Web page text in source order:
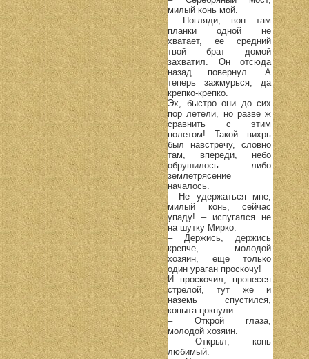
милый конь мой.
– Погляди, вон там
планки одной не
хватает, ее средний
твой брат домой
захватил. Он отсюда
назад повернул. А
теперь зажмурься, да
крепко-крепко.
Эх, быстро они до сих
пор летели, но разве ж
сравнить с этим
полетом! Такой вихрь
был навстречу, словно
там, впереди, небо
обрушилось либо
землетрясение
началось.
– Не удержаться мне,
милый конь, сейчас
упаду! – испугался не
на шутку Мирко.
– Держись, держись
крепче, молодой
хозяин, еще только
один ураган проскочу!
И проскочил, пронесся
стрелой, тут же и
наземь спустился,
копыта цокнули.
– Открой глаза,
молодой хозяин.
– Открыл, конь
любимый.